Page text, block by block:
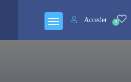
0
Acceder
Cerrado